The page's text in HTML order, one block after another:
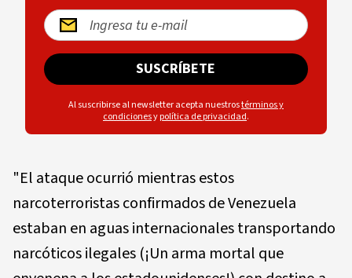
SUSCRÍBETE
Al suscribirse al newsletter acepta nuestrostérminos y
condicionesypolítica de privacidad.
"El ataque ocurrió mientras estos
narcoterroristas confirmados de Venezuela
estaban en aguas internacionales transportando
narcóticos ilegales (¡Un arma mortal que